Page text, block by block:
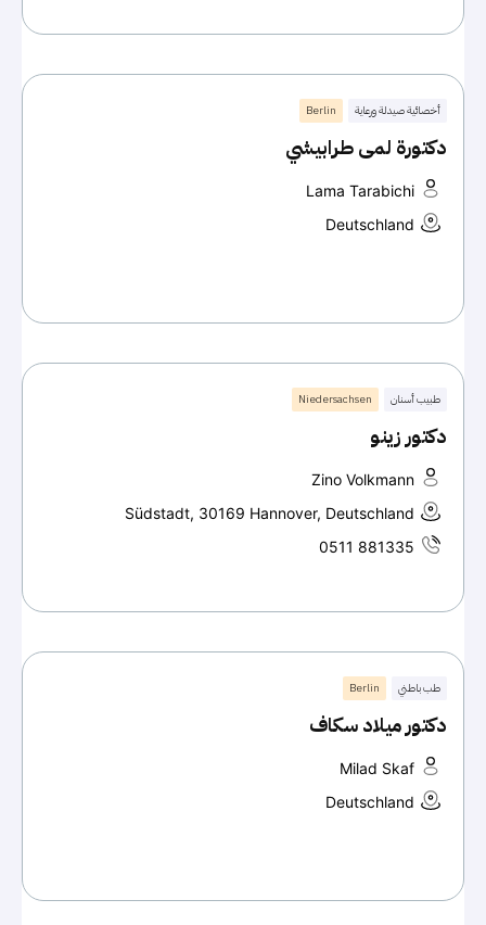
أخصائية صيدلة ورعاية Berlin
دكتورة لمى طرابيشي
Lama Tarabichi
Deutschland
طبيب أسنان Niedersachsen
دكتور زينو
Zino Volkmann
Südstadt, 30169 Hannover, Deutschland
0511 881335
طب باطني Berlin
دكتور ميلاد سكاف
Milad Skaf
Deutschland